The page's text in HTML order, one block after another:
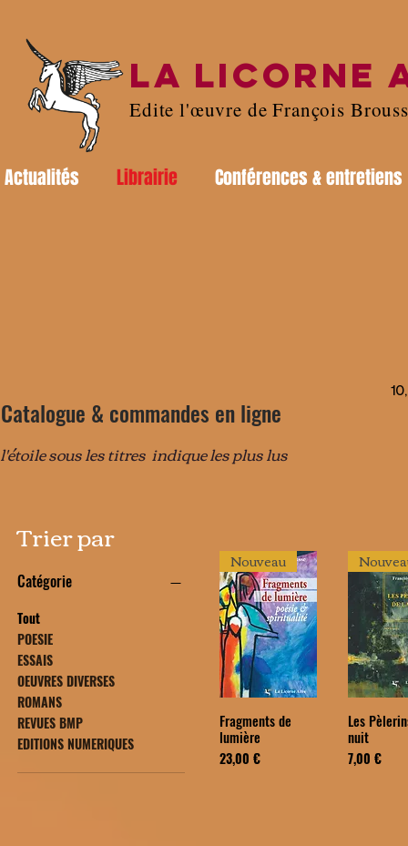
Actualités Librairie Conférences & entretiens
LA LICORNE
Edite l'œuvre de François
Catalogue & commandes en ligne
l'étoile sous les titres indique les plus lus
Trier par
Catégorie
Tout
POESIE
ESSAIS
OEUVRES DIVERSES
ROMANS
REVUES BMP
EDITIONS NUMERIQUES
Nouveau
Fragments de
lumière
Prix
23,00 €
Les
nuit
Prix
7,00 €